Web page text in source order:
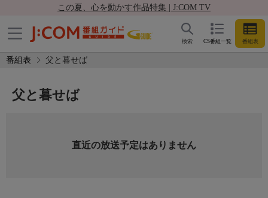
この夏、心を動かす作品特集 | J:COM TV
CS番組一覧 番組表
検索
番組表 父と暮せば
父と暮せば
直近の放送予定はありません